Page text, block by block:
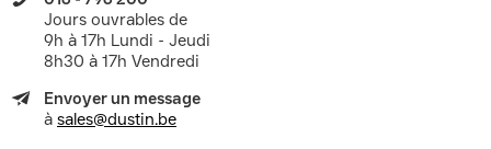
Jours ouvrables de
9h à 17h Lundi - Jeudi
8h30 à 17h Vendredi
Envoyer un message
à sales@dustin.be